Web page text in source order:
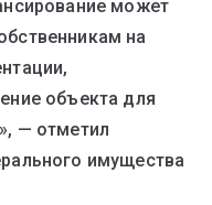
может
на
объекта для
— отметил
имущества